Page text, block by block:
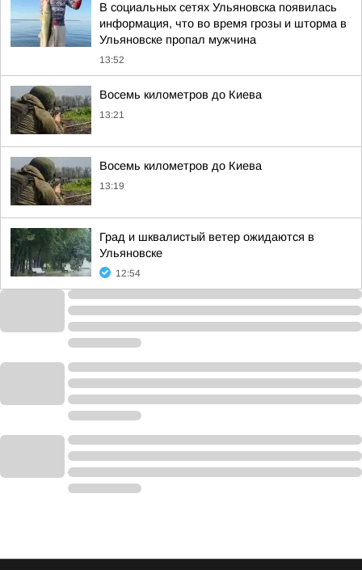
В социальных сетях Ульяновска появилась
информация, что во время грозы и шторма в
Ульяновске пропал мужчина
13:52
Восемь километров до Киева
13:21
Восемь километров до Киева
13:19
Град и шквалистый ветер ожидаются в
Ульяновске
12:54